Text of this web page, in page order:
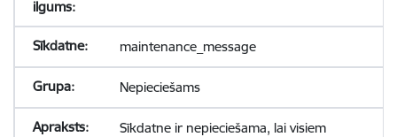
maintenance_message
Nepieciešams
Sīkdatne ir nepieciešama, lai visiem